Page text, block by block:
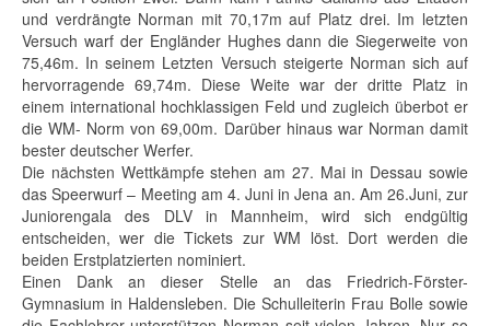
und verdrängte Norman mit 70,17m auf Platz drei. Im letzten
Versuch warf der Engländer Hughes dann die Siegerweite von
75,46m. In seinem Letzten Versuch steigerte Norman sich auf
hervorragende 69,74m. Diese Weite war der dritte Platz in
einem international hochklassigen Feld und zugleich überbot er
die WM- Norm von 69,00m. Darüber hinaus war Norman damit
bester deutscher Werfer.
Die nächsten Wettkämpfe stehen am 27. Mai in Dessau sowie
das Speerwurf – Meeting am 4. Juni in Jena an. Am 26.Juni, zur
Juniorengala des DLV in Mannheim, wird sich endgültig
entscheiden, wer die Tickets zur WM löst. Dort werden die
beiden Erstplatzierten nominiert.
Einen Dank an dieser Stelle an das Friedrich-Förster-
Gymnasium in Haldensleben. Die Schulleiterin Frau Bolle sowie